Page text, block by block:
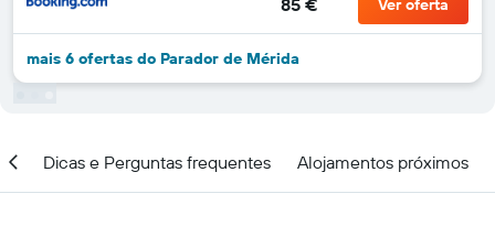
85 € Ver oferta
mais 6 ofertas do Parador de Mérida
Dicas e Perguntas frequentes Alojamentos próximos